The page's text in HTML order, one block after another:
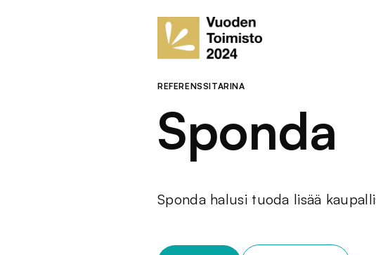
REFERENSSITARINA
Sponda
Sponda halusi tuoda lisää